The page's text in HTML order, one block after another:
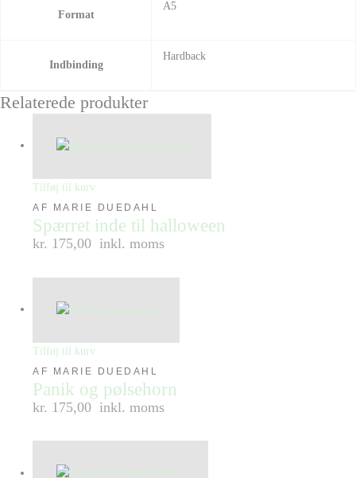
Format
A5
Indbinding
Hardback
Relaterede produkter
Tilføj til kurv
AF MARIE DUEDAHL
Spærret inde til halloween
kr. 175,00 inkl. moms
Tilføj til kurv
AF MARIE DUEDAHL
Panik og pølsehorn
kr. 175,00 inkl. moms